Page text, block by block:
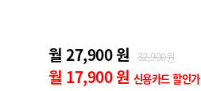
월 27,900 원 32,900원
월 17,900 원 신용카드 할인가